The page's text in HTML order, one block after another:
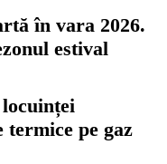
în vara 2026.
estival
pe gaz